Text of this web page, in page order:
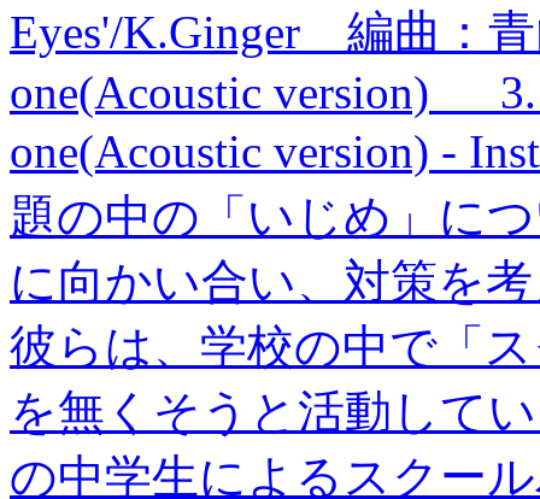
Eyes'/K.Ginger 編曲：
one(Acoustic version) 3.
one(Acoustic version) -
題の中の「いじめ」に
に向かい合い、対策を
彼らは、学校の中で「
を無くそうと活動して
の中学生によるスクー